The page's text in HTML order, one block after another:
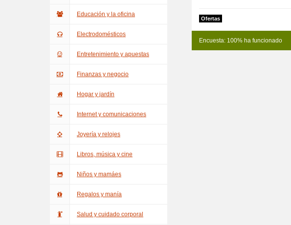
Educación y la oficina
Electrodomésticos
Entretenimiento y apuestas
Finanzas y negocio
Hogar y jardín
Internet y comunicaciones
Joyería y relojes
Libros, música y cine
Niños y mamáes
Regalos y manía
Salud y cuidado corporal
Ofertas
Encuesta: 100% ha funcionado